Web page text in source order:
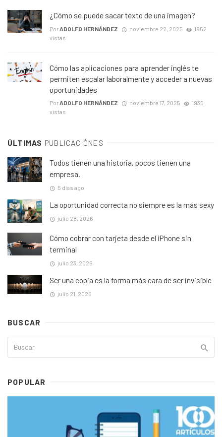
¿Cómo se puede sacar texto de una imagen?
Por ADOLFO HERNÁNDEZ noviembre 22, 2025
1952
vistas
Cómo las aplicaciones para aprender inglés te
permiten escalar laboralmente y acceder a nuevas
oportunidades
PorADOLFO HERNÁNDEZ noviembre 17, 2025
1935
vistas
ÚLTIMAS PUBLICACIÓNES
Todos tienen una historia, pocos tienen una
empresa.
5 días ago
La oportunidad correcta no siempre es la más sexy
julio 28, 2026
Cómo cobrar con tarjeta desde el iPhone sin
terminal
julio 23, 2026
Ser una copia es la forma más cara de ser invisible
julio 21, 2026
BUSCAR
POPULAR